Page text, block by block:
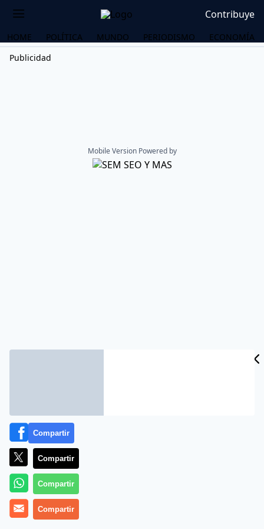
Contribuye
HOME POLÍTICA MUNDO PERIODISMO
ECONOMÍA
Publicidad
Mobile Version Powered by
Compartir
Compartir
Compartir
Compartir